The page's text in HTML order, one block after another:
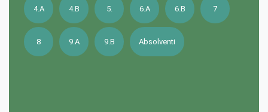
4.A 4.B 5. 6.A 6.B 7
8 9.A 9.B Absolventi